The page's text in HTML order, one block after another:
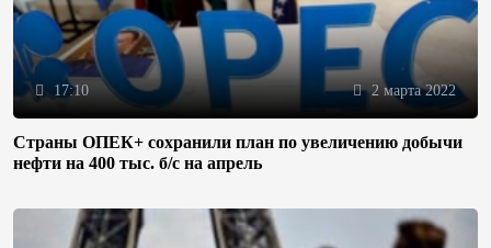
17:10 2 марта 2022
Страны ОПЕК+ сохранили план по увеличению добычи
нефти на 400 тыс. б/с на апрель